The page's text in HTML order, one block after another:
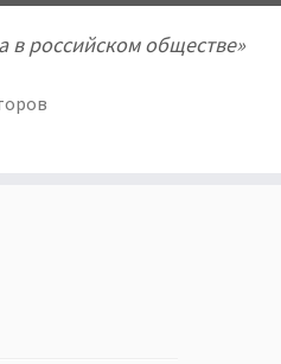
российском обществе»